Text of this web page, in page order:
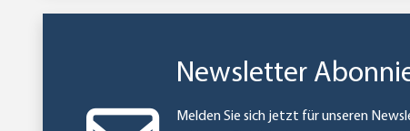
Newsletter
Melden Sie sich jetzt für unseren